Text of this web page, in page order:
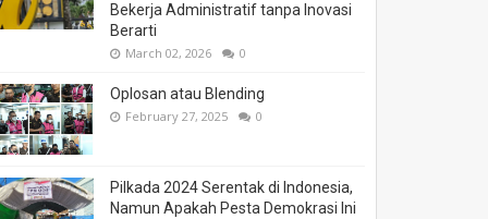
Bekerja Administratif tanpa Inovasi
Berarti
March 02, 2026 0
Oplosan atau Blending
February 27, 2025 0
Pilkada 2024 Serentak di Indonesia,
Namun Apakah Pesta Demokrasi Ini